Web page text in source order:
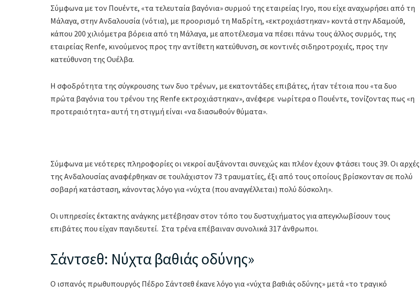
Σύμφωνα με τον Πουέντε, «τα τελευταία βαγόνια» συρμού της εταιρείας Iryo, που είχε αναχωρήσει από τη
Μάλαγα, στην Ανδαλουσία (νότια), με προορισμό τη Μαδρίτη, «εκτροχιάστηκαν» κοντά στην Αδαμούθ,
κάπου 200 χιλιόμετρα βόρεια από τη Μάλαγα, με αποτέλεσμα να πέσει πάνω τους άλλος συρμός, της
εταιρείας Renfe, κινούμενος προς την αντίθετη κατεύθυνση, σε κοντινές σιδηροτροχιές, προς την
κατεύθυνση της Ουέλβα.
Η σφοδρότητα της σύγκρουσης των δυο τρένων, με εκατοντάδες επιβάτες, ήταν τέτοια που «τα δυο
πρώτα βαγόνια του τρένου της Renfe εκτροχιάστηκαν», ανέφερε νωρίτερα ο Πουέντε, τονίζοντας πως «η
προτεραιότητα» αυτή τη στιγμή είναι «να διασωθούν θύματα».
Σύμφωνα με νεότερες πληροφορίες οι νεκροί αυξάνονται συνεχώς και πλέον έχουν φτάσει τους 39. Οι αρχές
της Ανδαλουσίας αναφέρθηκαν σε τουλάχιστον 73 τραυματίες, έξι από τους οποίους βρίσκονταν σε πολύ
σοβαρή κατάσταση, κάνοντας λόγο για «νύχτα (που αναγγέλλεται) πολύ δύσκολη».
Οι υπηρεσίες έκτακτης ανάγκης μετέβησαν στον τόπο του δυστυχήματος για απεγκλωβίσουν τους
επιβάτες που είχαν παγιδευτεί. Στα τρένα επέβαιναν συνολικά 317 άνθρωποι.
Σάντσεθ: Νύχτα βαθιάς οδύνης»
Ο ισπανός πρωθυπουργός Πέδρο Σάντσεθ έκανε λόγο για «νύχτα βαθιάς οδύνης» μετά «το τραγικό